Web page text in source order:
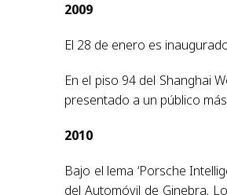
2009
El 28 de enero es
En el piso 94 del Shanghai
presentado a un público
2010
Bajo el lema ‘Porsche
del Automóvil de Ginebra.